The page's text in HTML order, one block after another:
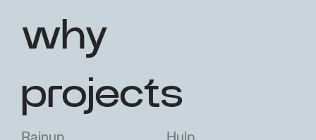
why
projects